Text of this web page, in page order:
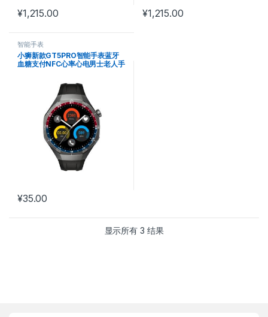
¥1,215.00 ¥1,215.00
智能手表
小狮新款GT5PRO智能手表蓝牙
血糖支付NFC心率心电男士老人手
¥35.00
显示所有 3 结果